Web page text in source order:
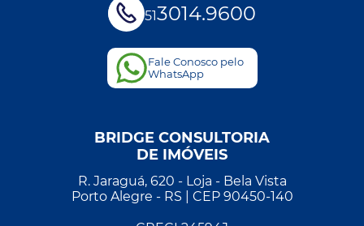
513014.9600
Fale Conosco pelo
WhatsApp
BRIDGE CONSULTORIA
DE IMÓVEIS
R. Jaraguá, 620 - Loja - Bela Vista
Porto Alegre - RS | CEP 90450-140